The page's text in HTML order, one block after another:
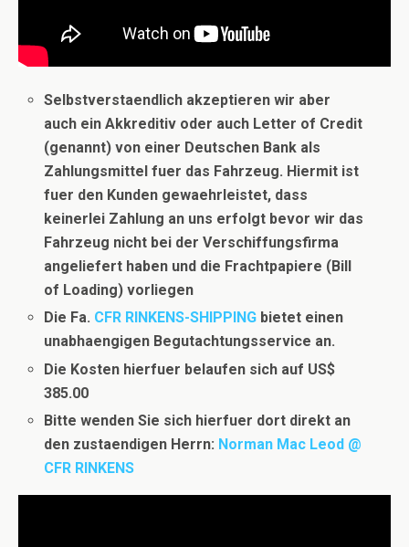
Selbstverstaendlich akzeptieren wir aber
auch ein Akkreditiv oder auch Letter of Credit
(genannt) von einer Deutschen Bank als
Zahlungsmittel fuer das Fahrzeug. Hiermit ist
fuer den Kunden gewaehrleistet, dass
keinerlei Zahlung an uns erfolgt bevor wir das
Fahrzeug nicht bei der Verschiffungsfirma
angeliefert haben und die Frachtpapiere (Bill
of Loading) vorliegen
Die Fa. CFR RINKENS-SHIPPING bietet einen
unabhaengigen Begutachtungsservice an.
Die Kosten hierfuer belaufen sich auf US$
385.00
Bitte wenden Sie sich hierfuer dort direkt an
den zustaendigen Herrn: Norman Mac Leod @
CFR RINKENS